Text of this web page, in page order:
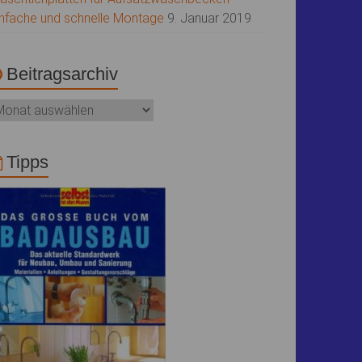
und schnelle Montage 9. Januar 2019
Beitragsarchiv
Tipps